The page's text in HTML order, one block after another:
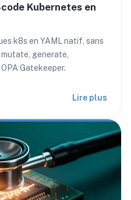
Kubernetes en
k8s en YAML natif, sans
generate,
Gatekeeper.
Lire plus